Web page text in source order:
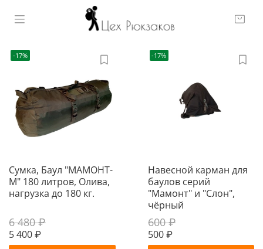
-17%
Сумка, Баул "МАМОНТ-
М" 180 литров, Олива,
нагрузка до 180 кг.
6 480 ₽
5 400 ₽
-17%
Навесной карман для
баулов серий
"Мамонт" и "Слон",
чёрный
600 ₽
500 ₽